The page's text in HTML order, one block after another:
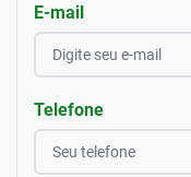
E-mail
Telefone